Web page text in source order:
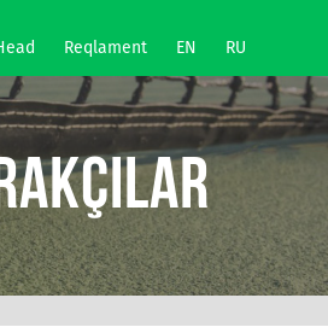
Reqlament EN RU